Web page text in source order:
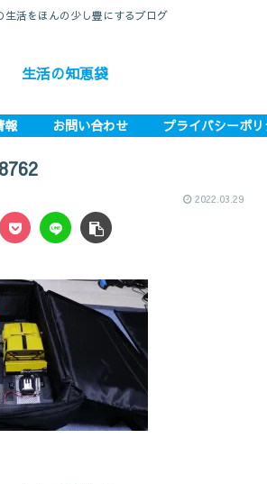
生活をほんの少し豊にするブログ
生活の知恵袋
報 お問い合わせ プライバシーポ
2022.03.29